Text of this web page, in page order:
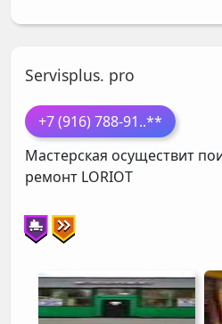
Servisplus. pro
+7 (916) 788-91..**
Мастерская осуществит
ремонт LORIOT